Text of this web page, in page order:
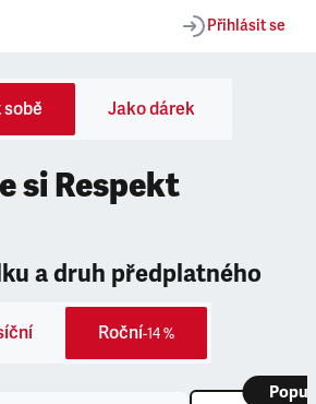
Přihlásit se
sobě Jako dárek
si Respekt
a druh předplatného
Roční-14 %